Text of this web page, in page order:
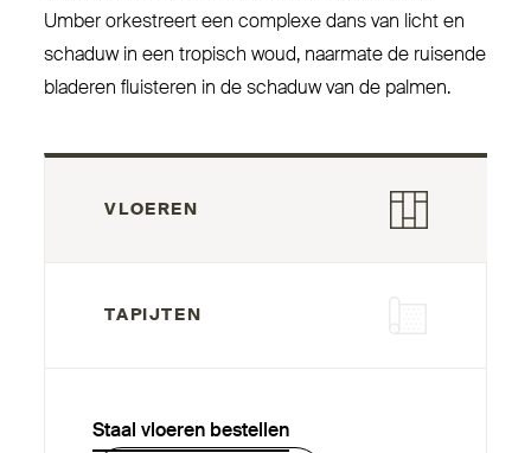
Umber orke­streert een complexe dans van licht en
schaduw in een tropisch woud, naarmate de ruisende
bladeren fluisteren in de schaduw van de palmen.
VLOEREN
TAPIJTEN
Staal vloeren bestellen